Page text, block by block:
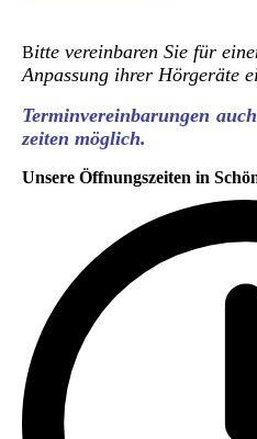
Bitte vereinbaren Sie für
Anpassung ihrer Hörgeräte
Terminvereinbarungen
zeiten möglich.
Unsere Öffnungszeiten in